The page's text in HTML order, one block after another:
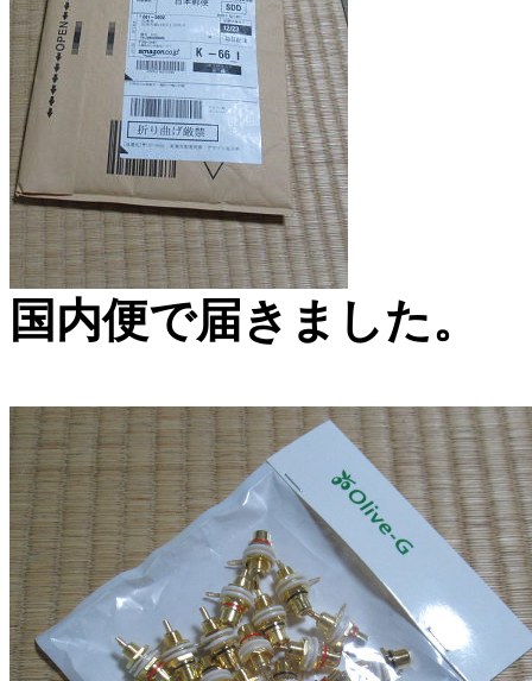
国内便で届きました。